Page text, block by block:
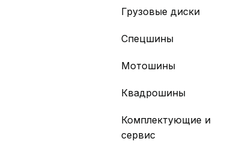
Грузовые диски
Спецшины
Мотошины
Квадрошины
Комплектующие и
сервис